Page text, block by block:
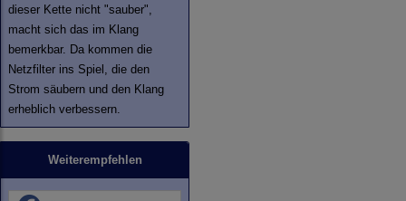
dieser Kette nicht "sauber",
macht sich das im Klang
bemerkbar. Da kommen die
Netzfilter ins Spiel, die den
Strom säubern und den Klang
erheblich verbessern.
Weiterempfehlen